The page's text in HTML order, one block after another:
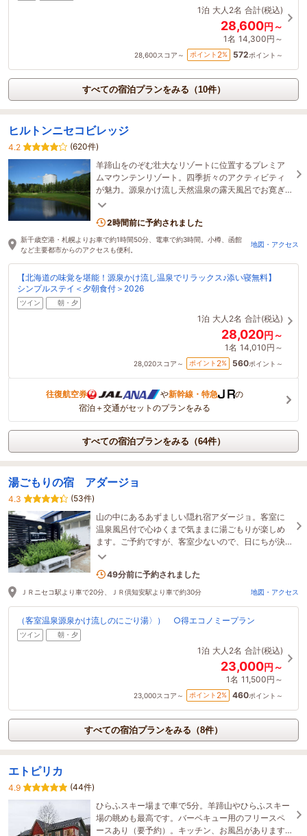
1泊 大人2名 合計(税込)
28,600円～
1名 14,300円～
28,600スコア～ ポイント 2% 572ポイント～
すべての宿泊プランをみる（10件）
ヒルトンニセコビレッジ
4.2
(620件)
羊蹄山をのぞむ壮大なリゾートに位置するプレミア
ムマウンテンリゾート。四季折々のアクティビティ
が魅力。源泉かけ流し天然温泉の露天風呂でお寛ぎ
ください。
2時間前に予約されました
新千歳空港・札幌よりお車で約1時間50分、電車で約3時間。小樽、函館
など主要都市からのアクセスも便利。
地図・アクセス
【北海道の味覚を堪能！源泉かけ流し温泉でリラックス♪添い寝無料】
シンプルステイ＜夕朝食付＞2026
ツイン 朝・夕
1泊 大人2名 合計(税込)
28,020円～
1名 14,010円～
28,020スコア～ ポイント 2% 560ポイント～
往復航空券 や新幹線・特急
の
宿泊＋交通がセットのプランをみる
すべての宿泊プランをみる（64件）
湯ごもりの宿 アダージョ
4.3
(53件)
山の中にあるあずましい隠れ宿アダージョ。客室に
温泉風呂付で心ゆくまで気ままに湯ごもりが楽しめ
ます。ご予約ですが、客室少ないので、日にちが決
まっていないのに、とりあえずのご予約はやめてく
3名がこの宿を見ています
49分前に予約されました
ＪＲニセコ駅より車で20分、ＪＲ倶知安駅より車で約30分 地図・アクセス
（客室温泉源泉かけ流しのにごり湯〉） ○得エコノミープラン
ツイン 朝・夕
1泊 大人2名 合計(税込)
23,000円～
1名 11,500円～
23,000スコア～ ポイント 2% 460ポイント～
すべての宿泊プランをみる（8件）
エトピリカ
4.9
(44件)
ひらふスキー場まで車で5分。羊蹄山やひらふスキー
場の眺めも最高です。バーベキュー用のフリースペ
ースあり（要予約）。キッチン、お風呂があります